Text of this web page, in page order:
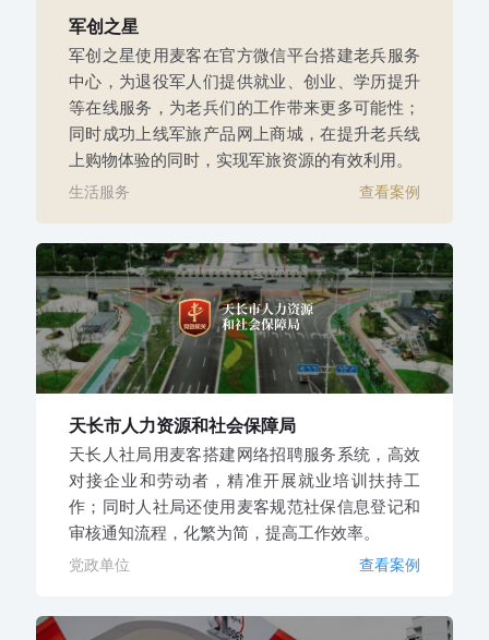
军创之星
军创之星使用麦客在官方微信平台搭建老兵服务
中心，为退役军人们提供就业、创业、学历提升
等在线服务，为老兵们的工作带来更多可能性；
同时成功上线军旅产品网上商城，在提升老兵线
上购物体验的同时，实现军旅资源的有效利用。
生活服务 查看案例
天长市人力资源和社会保障局
天长人社局用麦客搭建网络招聘服务系统，高效
对接企业和劳动者，精准开展就业培训扶持工
作；同时人社局还使用麦客规范社保信息登记和
审核通知流程，化繁为简，提高工作效率。
党政单位 查看案例